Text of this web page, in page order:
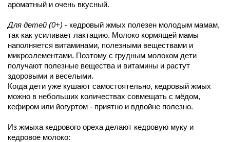
ароматный и очень вкусный.
Для детей (0+) - кедровый жмых полезен молодым мамам,
так как усиливает лактацию. Молоко кормящей мамы
наполняется витаминами, полезными веществами и
микроэлементами. Поэтому с грудным молоком дети
получают полезные вещества и витамины и растут
здоровыми и веселыми.
Когда дети уже кушают самостоятельно, кедровый жмых
можно в небольших количествах совмещать с мёдом,
кефиром или йогуртом - приятно и вдвойне полезно.
Из жмыха кедрового ореха делают кедровую муку и
кедровое молоко: